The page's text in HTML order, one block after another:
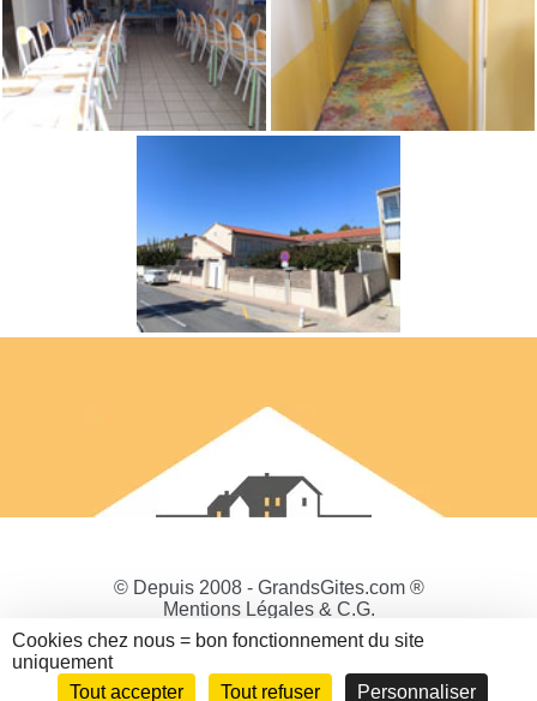
© Depuis 2008 - GrandsGites.com ®
Mentions Légales & C.G.
Politique de Confidentialité
Gestion des cookies
Cookies chez nous = bon fonctionnement du site
uniquement
Tout accepter
Tout refuser Personnaliser